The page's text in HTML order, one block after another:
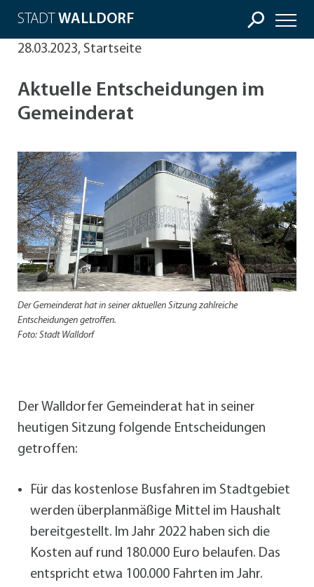
STADT WALLDORF
28.03.2023, Startseite
Aktuelle Entscheidungen im
Gemeinderat
Der Gemeinderat hat in seiner aktuellen Sitzung zahlreiche
Entscheidungen getroffen.
Foto: Stadt Walldorf
Der Walldorfer Gemeinderat hat in seiner
heutigen Sitzung folgende Entscheidungen
getroffen:
Für das kostenlose Busfahren im Stadtgebiet
werden überplanmäßige Mittel im Haushalt
bereitgestellt. Im Jahr 2022 haben sich die
Kosten auf rund 180.000 Euro belaufen. Das
entspricht etwa 100.000 Fahrten im Jahr.